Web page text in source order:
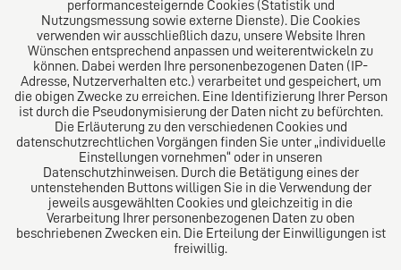
Impressum
Datenschutz
performancesteigernde Cookies (Statistik und
Nutzungsmessung sowie externe Dienste). Die Cookies
verwenden wir ausschließlich dazu, unsere Website Ihren
Wünschen entsprechend anpassen und weiterentwickeln zu
können. Dabei werden Ihre personenbezogenen Daten (IP-
Adresse, Nutzerverhalten etc.) verarbeitet und gespeichert, um
die obigen Zwecke zu erreichen. Eine Identifizierung Ihrer Person
ist durch die Pseudonymisierung der Daten nicht zu befürchten.
Die Erläuterung zu den verschiedenen Cookies und
datenschutzrechtlichen Vorgängen finden Sie unter „individuelle
Einstellungen vornehmen“ oder in unseren
Datenschutzhinweisen. Durch die Betätigung eines der
untenstehenden Buttons willigen Sie in die Verwendung der
jeweils ausgewählten Cookies und gleichzeitig in die
Verarbeitung Ihrer personenbezogenen Daten zu oben
beschriebenen Zwecken ein. Die Erteilung der Einwilligungen ist
freiwillig.